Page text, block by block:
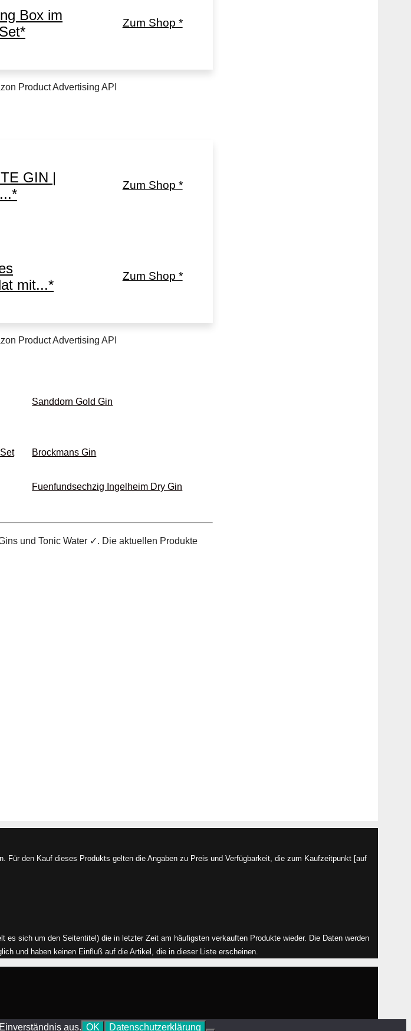
Box im
Zum Shop *
Product Advertising API
GIN |
Zum Shop *
mit...*
Zum Shop *
Product Advertising API
Sanddorn Gold Gin
Brockmans Gin
Fuenfundsechzig Ingelheim Dry Gin
und Tonic Water ✓. Die aktuellen Produkte
Für den Kauf dieses Produkts gelten die Angaben zu Preis und Verfügbarkeit, die zum Kaufzeitpunkt [auf
sich um den Seitentitel) die in letzter Zeit am häufigsten verkauften Produkte wieder. Die Daten werden
und haben keinen Einfluß auf die Artikel, die in dieser Liste erscheinen.
aus. OK Datenschutzerklärung